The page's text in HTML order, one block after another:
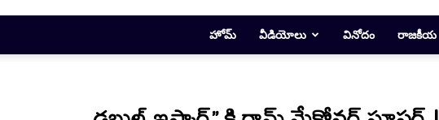
హోమ్ వీడియోలు వినోదం రాజకీయ